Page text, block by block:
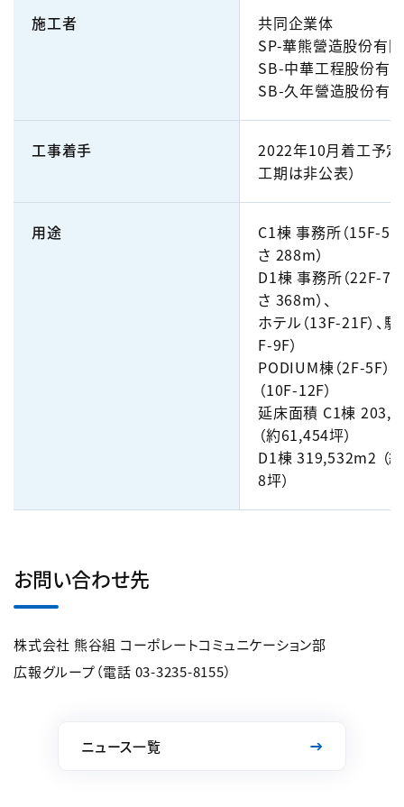
施工者
共同企業体
SP-華熊營造股份有
SB-中華工程股份有
SB-久年營造股份有
工事着手
2022年10月着工予定
工期は非公表）
用途
C1棟 事務所（15F-56F
さ 288m）
D1棟 事務所（22F-73F
さ 368m）、
ホテル（13F-21F）、
F-9F）
PODIUM棟（2F-5F）
（10F-12F）
延床面積 C1棟
（約61,454坪）
D1棟 319,532m2 （
8坪）
お問い合わせ先
株式会社 熊谷組 コーポレートコミュニケーション部
広報グループ（電話 03-3235-8155）
ニュース一覧